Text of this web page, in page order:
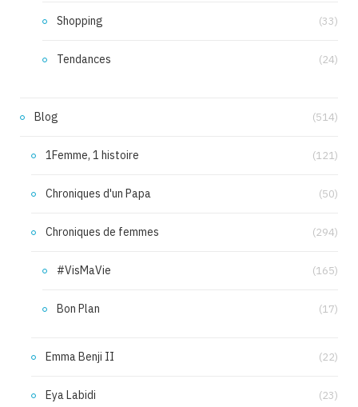
Shopping (33)
Tendances (24)
Blog (514)
1Femme, 1 histoire (121)
Chroniques d'un Papa (50)
Chroniques de femmes (294)
#VisMaVie (165)
Bon Plan (17)
Emma Benji II (22)
Eya Labidi (23)